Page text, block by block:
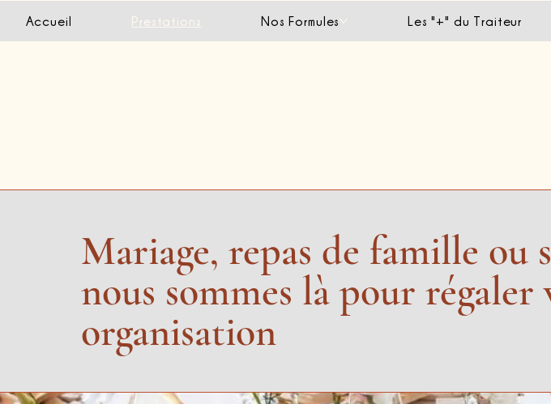
Accueil Prestations Nos Formules Les "+" du Traiteur
Mariage, repas de famille ou
nous sommes là pour
organisation